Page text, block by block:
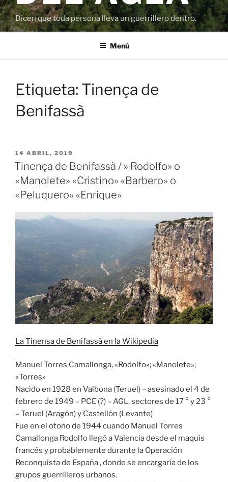
Dicen que toda persona lleva un guerrillero dentro.
Menú
Etiqueta: Tinença de
Benifassà
PUBLICADO
EL
14 ABRIL, 2019
Tinença de Benifassà / » Rodolfo» o
«Manolete» «Cristino» «Barbero» o
«Peluquero» «Enrique»
La Tinensa de Benifassà en la Wikipedia
Manuel Torres Camallonga, «Rodolfo»; «Manolete»;
«Torres»
Nacido en 1928 en Valbona (Teruel) – asesinado el 4 de
febrero de 1949 – PCE (?) – AGL, sectores de 17 ° y 23 °
– Teruel (Aragón) y Castellón (Levante)
Fue en el otoño de 1944 cuando Manuel Torres
Camallonga Rodolfo llegó a Valencia desde el maquis
francés y probablemente durante la Operación
Reconquista de España , donde se encargaría de los
grupos guerrilleros urbanos.